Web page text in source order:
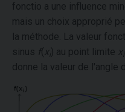
fonctio a une influence
mais un choix approprié
la méthode. La valeur
sinus f( xi) au point limite xi
donne la valeur de l'angle